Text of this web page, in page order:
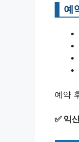
예
예약
✅ 익